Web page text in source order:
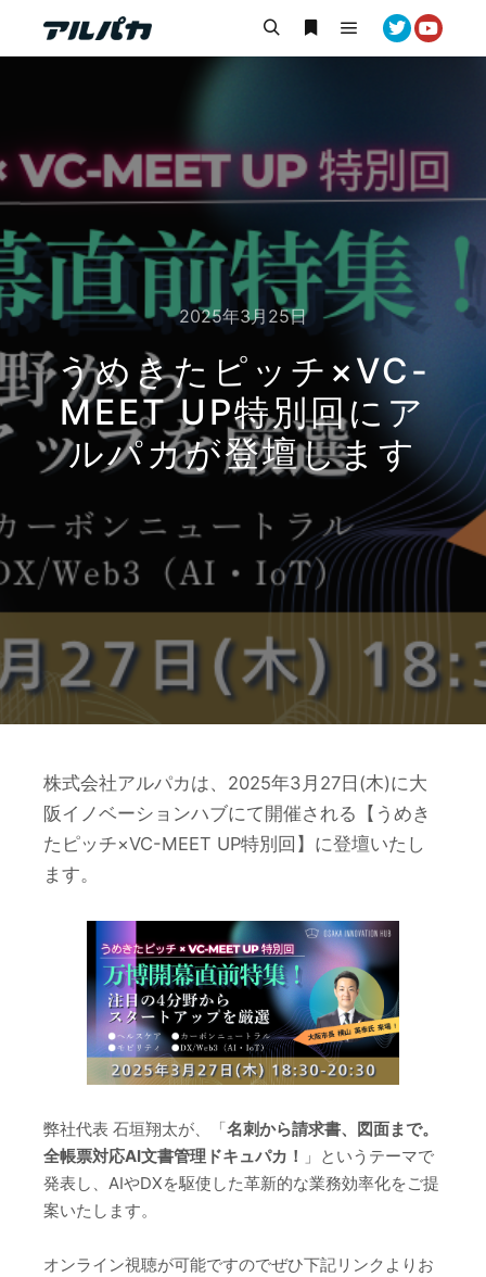
検索 詳細 メインメニュー
2025年3月25日
うめきたピッチ×VC-
MEET UP特別回にア
ルパカが登壇します
株式会社アルパカは、2025年3月27日(木)に大
阪イノベーションハブにて開催される【うめき
たピッチ×VC-MEET UP特別回】に登壇いたし
ます。
弊社代表 石垣翔太が、「名刺から請求書、図面まで。
全帳票対応AI文書管理ドキュパカ！ 」というテーマで
発表し、AIやDXを駆使した革新的な業務効率化をご提
案いたします。
オンライン視聴が可能ですのでぜひ下記リンクよりお